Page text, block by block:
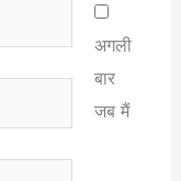
अगली
बार
जब मैं